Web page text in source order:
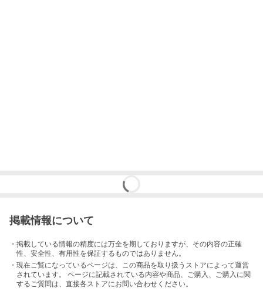
掲載情報について
・掲載している情報の精度には万全を期しておりますが、その内容の正確
性、安全性、有用性を保証するものではありません。
・現在ご覧になっているページは、この商品を取り扱うストアによって運営
されています。 ページに記載されている内容や商品、ご購入 、ご購入に関
するご質問は、直接各ストアにお問い合わせください。